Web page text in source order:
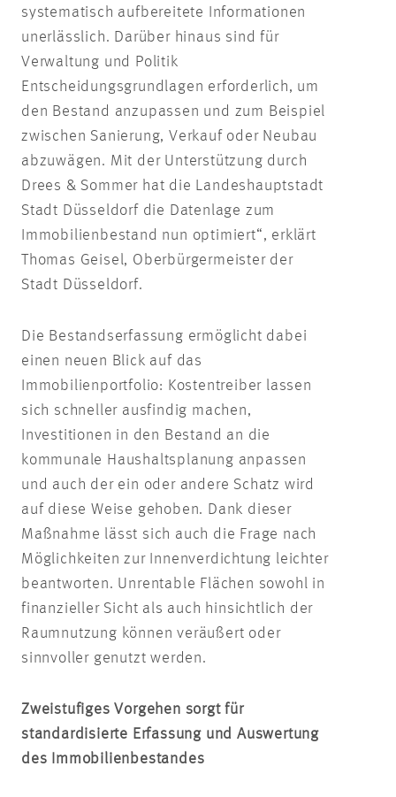
systematisch aufbereitete Informationen
unerlässlich. Darüber hinaus sind für
Verwaltung und Politik
Entscheidungsgrundlagen erforderlich, um
den Bestand anzupassen und zum Beispiel
zwischen Sanierung, Verkauf oder Neubau
abzuwägen. Mit der Unterstützung durch
Drees & Sommer hat die Landeshauptstadt
Stadt Düsseldorf die Datenlage zum
Immobilienbestand nun optimiert“, erklärt
Thomas Geisel, Oberbürgermeister der
Stadt Düsseldorf.
Die Bestandserfassung ermöglicht dabei
einen neuen Blick auf das
Immobilienportfolio: Kostentreiber lassen
sich schneller ausfindig machen,
Investitionen in den Bestand an die
kommunale Haushaltsplanung anpassen
und auch der ein oder andere Schatz wird
auf diese Weise gehoben. Dank dieser
Maßnahme lässt sich auch die Frage nach
Möglichkeiten zur Innenverdichtung leichter
beantworten. Unrentable Flächen sowohl in
finanzieller Sicht als auch hinsichtlich der
Raumnutzung können veräußert oder
sinnvoller genutzt werden.
Zweistufiges Vorgehen sorgt für
standardisierte Erfassung und Auswertung
des Immobilienbestandes